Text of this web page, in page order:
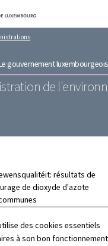
des cookies essentiels
à son bon
Aller au menu principal
Aller au contenu
gouvernement luxembourgeois
de
résultats de
de dioxyde d'azote